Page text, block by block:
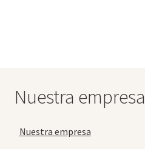
en
Nuestra empresa
Nuestra empresa